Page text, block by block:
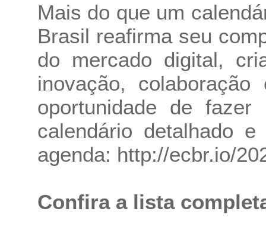
Mais do que um
Brasil reafirma seu
do mercado digital,
inovação,
oportunidade de
calendário detalhado
agenda: http://ecbr.io/
Confira a lista